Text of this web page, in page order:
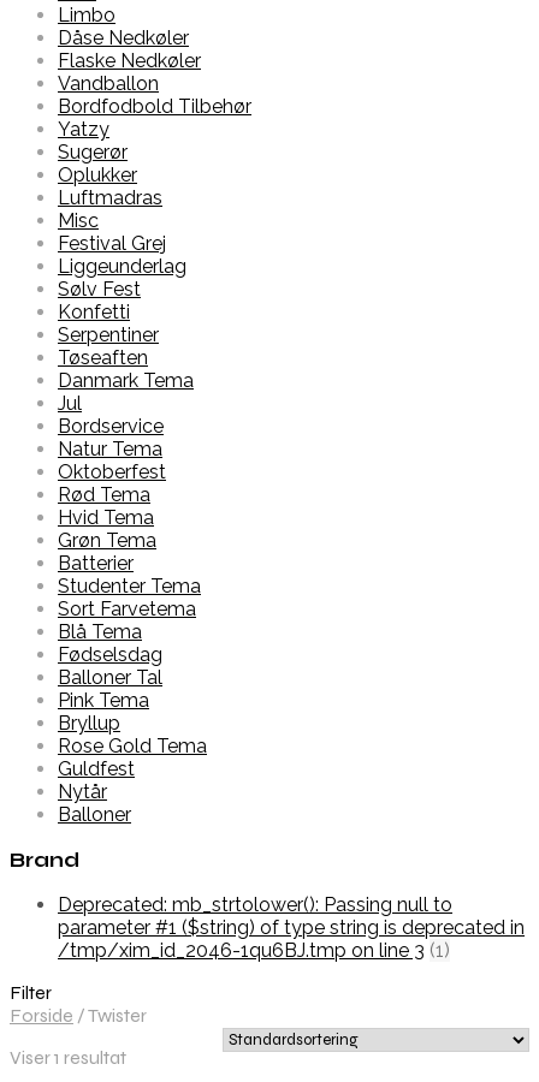
Limbo
Dåse Nedkøler
Flaske Nedkøler
Vandballon
Bordfodbold Tilbehør
Yatzy
Sugerør
Oplukker
Luftmadras
Misc
Festival Grej
Liggeunderlag
Sølv Fest
Konfetti
Serpentiner
Tøseaften
Danmark Tema
Jul
Bordservice
Natur Tema
Oktoberfest
Rød Tema
Hvid Tema
Grøn Tema
Batterier
Studenter Tema
Sort Farvetema
Blå Tema
Fødselsdag
Balloner Tal
Pink Tema
Bryllup
Rose Gold Tema
Guldfest
Nytår
Balloner
Brand
Deprecated: mb_strtolower(): Passing null to
parameter #1 ($string) of type string is deprecated in
/tmp/xim_id_2046-1qu6BJ.tmp on line 3 (1)
Filter
Forside /Twister
Viser 1 resultat